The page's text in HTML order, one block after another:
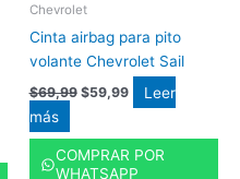
Chevrolet
Cinta airbag para pito
volante Chevrolet Sail
$69,99 $59,99
Leer
más
COMPRAR POR
WHATSAPP